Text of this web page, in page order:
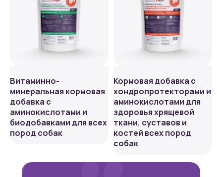
Витаминно-
минеральная кормовая
добавка с
аминокислотами и
биодобавками для всех
пород собак
Кормовая добавка с
хондропротекторами и
аминокислотами для
здоровья хрящевой
ткани, суставов и
костей всех пород
собак